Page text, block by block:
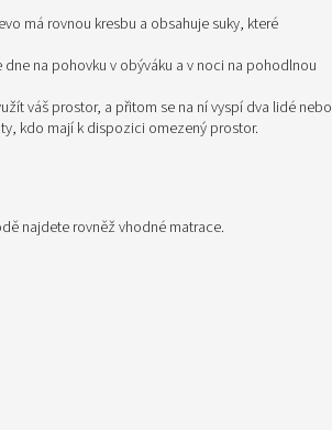
má rovnou kresbu a obsahuje suky, které
na pohovku v obýváku a v noci na pohodlnou
váš prostor, a přitom se na ní vyspí dva lidé nebo
kdo mají k dispozici omezený prostor.
najdete rovněž vhodné matrace.